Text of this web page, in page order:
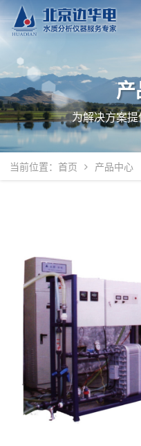
为解决方案
产
当前位置： 首页 产品中心